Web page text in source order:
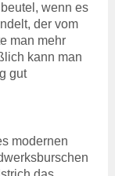
wenn es
der vom
man mehr
kann man
gut
modernen